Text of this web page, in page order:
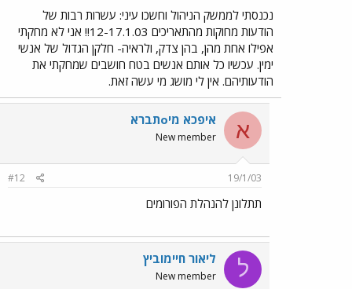
נכנסתי לממשק הניהול וחשכו עיני: עשרות רבות של
הודעות מחוקות מהתאריכים 12-17.1.03!! אני לא מחקתי
אפילו אחת מהן, בהן צדק, ולראיה- חלקן הגדול של אנשי
ימין. עכשיו כל אותם אנשים בטח חושבים שמחקתי את
הודעותיהם. אין לי מושג מי עשה זאת.
א איפכא מיoתברא
New member
19/1/03
#12
תתלונן להנהלת הפורומים
ל ליאור חיימוביץ
New member